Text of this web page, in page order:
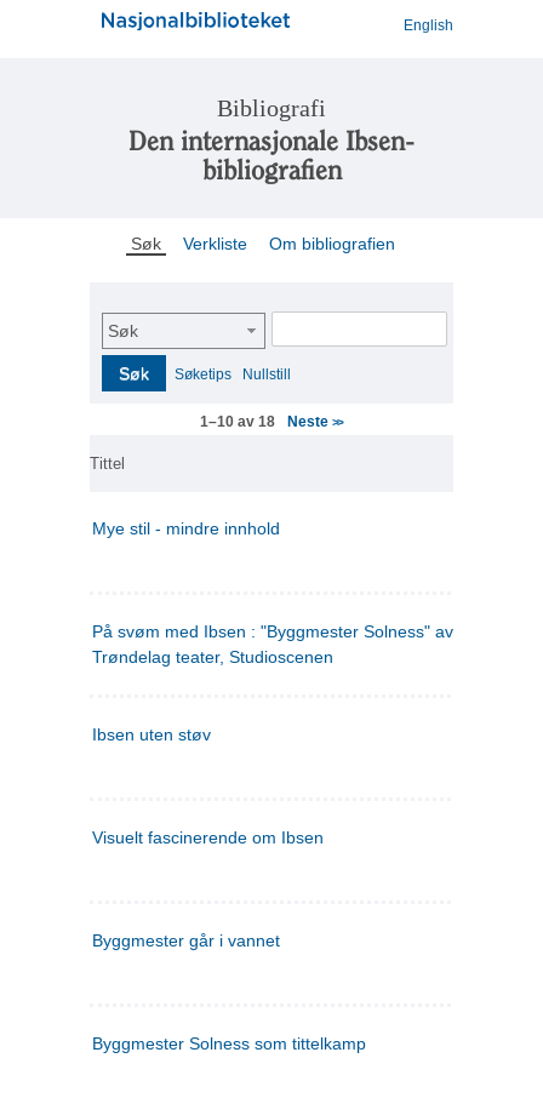
English
Bibliografi
Den internasjonale Ibsen-
bibliografien
Søk Verkliste Om bibliografien
Søk
Søk Søketips Nullstill
1–10 av 18 Neste>>
Tittel
Mye stil - mindre innhold
På svøm med Ibsen : "Byggmester Solness" av Henrik
Trøndelag teater, Studioscenen
Ibsen uten støv
Visuelt fascinerende om Ibsen
Byggmester går i vannet
Byggmester Solness som tittelkamp